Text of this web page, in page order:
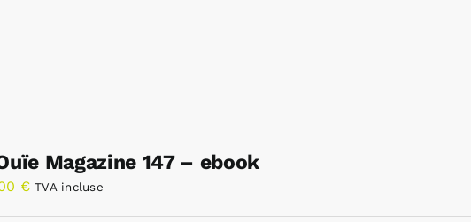
Magazine 147 – ebook
€ TVA incluse